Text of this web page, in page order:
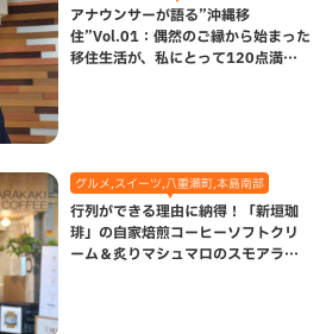
アナウンサーが語る”沖縄移
住”Vol.01：偶然のご縁から始まった
移住生活が、私にとって120点満点
グルメ,スイーツ,八重瀬町,本島南部
行列ができる理由に納得！「新垣珈
琲」の自家焙煎コーヒーソフトクリ
ーム＆炙りマシュマロのスモアラテ